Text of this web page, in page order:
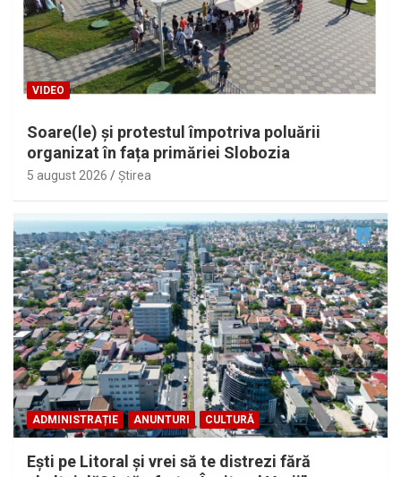
VIDEO
Soare(le) și protestul împotriva poluării
organizat în fața primăriei Slobozia
5 august 2026 Ştirea
ADMINISTRAȚIE ANUNTURI CULTURĂ
Eşti pe Litoral şi vrei să te distrezi fără